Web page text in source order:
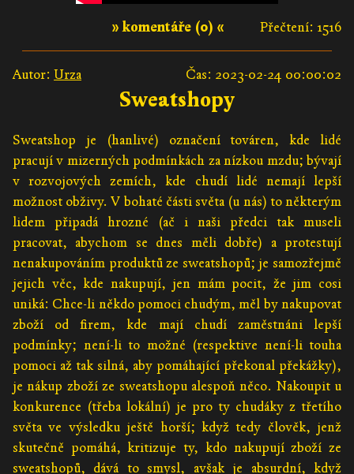
Přečtení: 1516
» komentáře (0) «
Autor: Urza Čas: 2023-02-24 00:00:02
Sweatshopy
Sweatshop je (hanlivé) označení továren, kde lidé
pracují v mizerných podmínkách za nízkou mzdu; bývají
v rozvojových zemích, kde chudí lidé nemají lepší
možnost obživy. V bohaté části světa (u nás) to některým
lidem připadá hrozné (ač i naši předci tak museli
pracovat, abychom se dnes měli dobře) a protestují
nenakupováním produktů ze sweatshopů; je samozřejmě
jejich věc, kde nakupují, jen mám pocit, že jim cosi
uniká: Chce-li někdo pomoci chudým, měl by nakupovat
zboží od firem, kde mají chudí zaměstnáni lepší
podmínky; není-li to možné (respektive není-li touha
pomoci až tak silná, aby pomáhající překonal překážky),
je nákup zboží ze sweatshopu alespoň něco. Nakoupit u
konkurence (třeba lokální) je pro ty chudáky z třetího
světa ve výsledku ještě horší; když tedy člověk, jenž
skutečně pomáhá, kritizuje ty, kdo nakupují zboží ze
sweatshopů, dává to smysl, avšak je absurdní, když